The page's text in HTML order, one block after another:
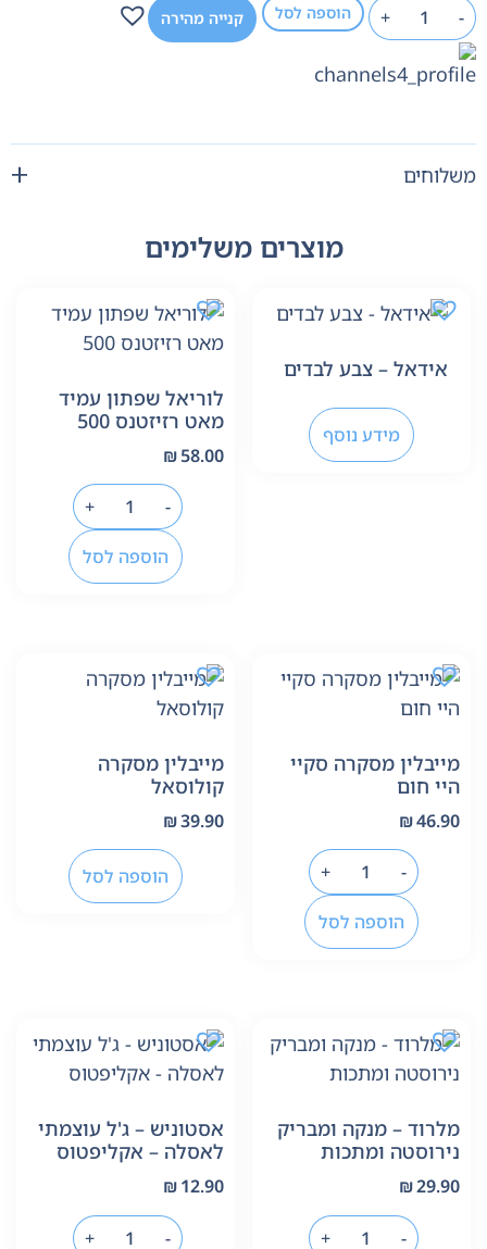
-
+ הוספה לסל קנייה מהירה
משלוחים
מוצרים משלימים
אידאל – צבע לבדים
מידע נוסף
לוריאל שפתון עמיד
מאט רזיזטנס 500
₪58.00
-
+
הוספה לסל
מייבלין מסקרה סקיי
היי חום
₪46.90
-
+
הוספה לסל
מייבלין מסקרה
קולוסאל
₪39.90
הוספה לסל
מלרוד – מנקה ומבריק
נירוסטה ומתכות
₪29.90
-
+
אסטוניש – ג'ל עוצמתי
לאסלה – אקליפטוס
₪12.90
-
+